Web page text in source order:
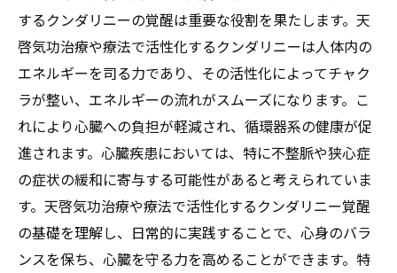
するクンダリニーの覚醒は重要な役割を果たします。天
啓気功治療や療法で活性化するクンダリニーは人体内の
エネルギーを司る力であり、その活性化によってチャク
ラが整い、エネルギーの流れがスムーズになります。こ
れにより心臓への負担が軽減され、循環器系の健康が促
進されます。心臓疾患においては、特に不整脈や狭心症
の症状の緩和に寄与する可能性があると考えられていま
す。天啓気功治療や療法で活性化するクンダリニー覚醒
の基礎を理解し、日常的に実践することで、心身のバラ
ンスを保ち、心臓を守る力を高めることができます。特